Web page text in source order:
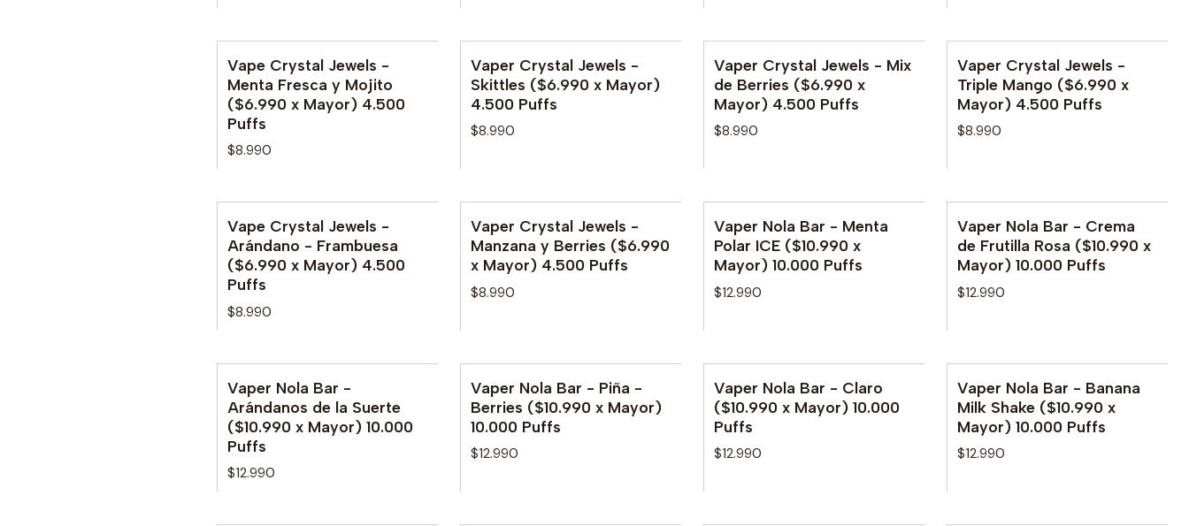
Vape Crystal Jewels -
Menta Fresca y Mojito
($6.990 x Mayor) 4.500
Puffs
$8.990
Vaper Crystal Jewels -
Skittles ($6.990 x Mayor)
4.500 Puffs
$8.990
Vaper Crystal Jewels - Mix
de Berries ($6.990 x
Mayor) 4.500 Puffs
$8.990
Vaper Crystal Jewels -
Triple Mango ($6.990 x
Mayor) 4.500 Puffs
$8.990
Vape Crystal Jewels -
Arándano - Frambuesa
($6.990 x Mayor) 4.500
Puffs
$8.990
Vaper Crystal Jewels -
Manzana y Berries ($6.990
x Mayor) 4.500 Puffs
$8.990
No disponible
Vaper Nola Bar - Menta
Polar ICE ($10.990 x
Mayor) 10.000 Puffs
$12.990
Vaper Nola Bar - Crema
de Frutilla Rosa ($10.990 x
Mayor) 10.000 Puffs
$12.990
No disponible
Vaper Nola Bar -
Arándanos de la Suerte
($10.990 x Mayor) 10.000
Puffs
$12.990
Vaper Nola Bar - Piña -
Berries ($10.990 x Mayor)
10.000 Puffs
$12.990
Vaper Nola Bar - Claro
($10.990 x Mayor) 10.000
Puffs
$12.990
Vaper Nola Bar - Banana
Milk Shake ($10.990 x
Mayor) 10.000 Puffs
$12.990